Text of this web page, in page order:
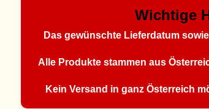
Wichtige
Das gewünschte Lieferdatum
Alle Produkte stammen aus
Kein Versand in ganz Österreich